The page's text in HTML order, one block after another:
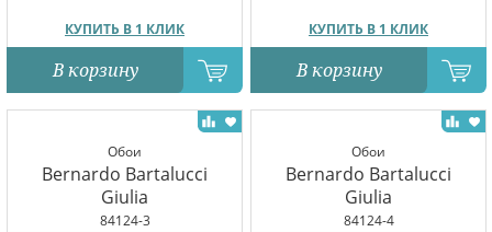
КУПИТЬ В 1 КЛИК
В корзину
КУПИТЬ В 1 КЛИК
В корзину
Обои
Bernardo Bartalucci
Giulia
84124-3
Обои
Bernardo Bartalucci
Giulia
84124-4